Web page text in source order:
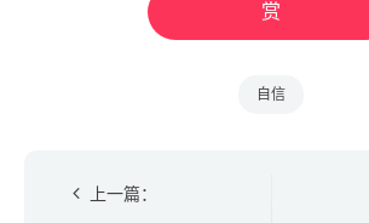
赏
自信
上一篇：